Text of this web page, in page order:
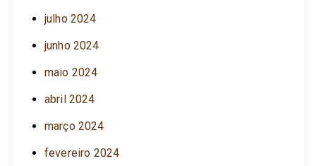
julho 2024
junho 2024
maio 2024
abril 2024
março 2024
fevereiro 2024